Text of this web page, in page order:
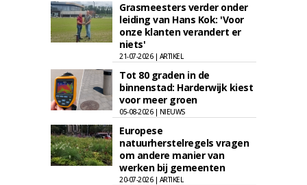
Grasmeesters verder onder
leiding van Hans Kok: 'Voor
onze klanten verandert er
niets'
21-07-2026 | ARTIKEL
Tot 80 graden in de
binnenstad: Harderwijk kiest
voor meer groen
05-08-2026 | NIEUWS
Europese
natuurherstelregels vragen
om andere manier van
werken bij gemeenten
20-07-2026 | ARTIKEL